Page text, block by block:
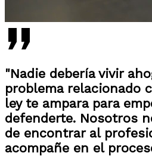
"Nadie debería vivir
problema relacionado
ley te ampara para
defenderte. Nosotros
de encontrar al
acompañe en el